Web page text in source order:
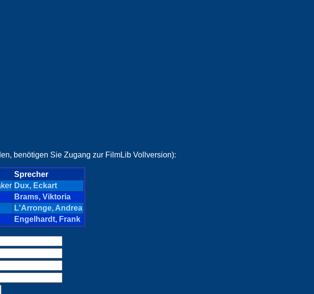
benötigen Sie Zugang zur FilmLib Vollversion):
Sprecher
Dux, Eckart
Brams, Viktoria
L'Arronge, Andrea
Engelhardt, Frank